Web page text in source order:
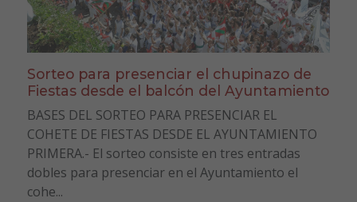
Sorteo para presenciar el chupinazo de
Fiestas desde el balcón del Ayuntamiento
BASES DEL SORTEO PARA PRESENCIAR EL
COHETE DE FIESTAS DESDE EL AYUNTAMIENTO
PRIMERA.- El sorteo consiste en tres entradas
dobles para presenciar en el Ayuntamiento el
cohe...